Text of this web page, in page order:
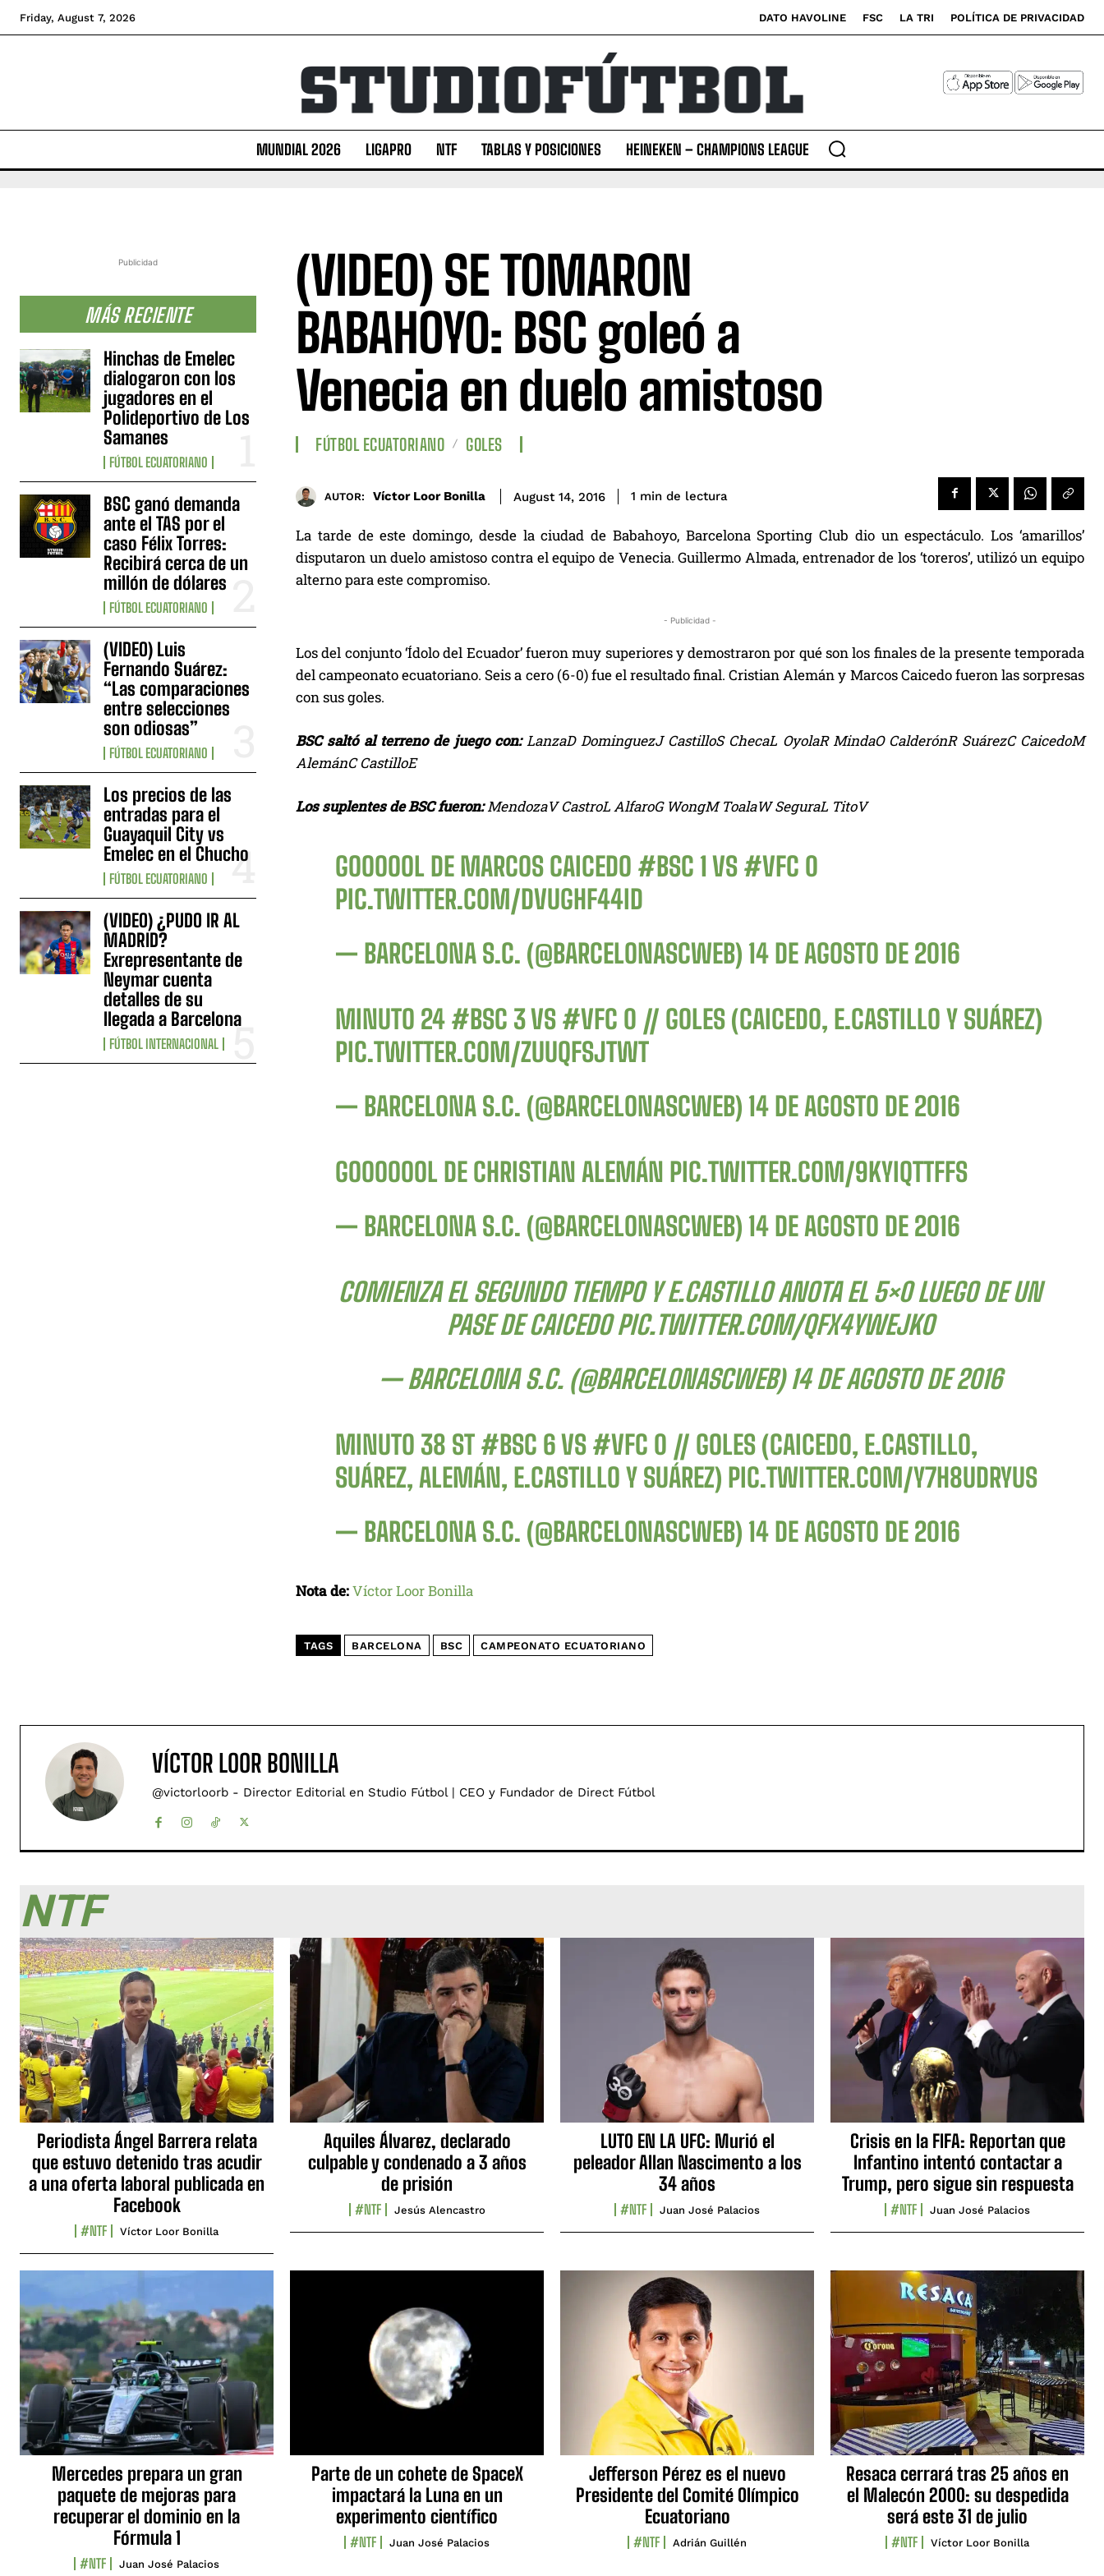
Friday, August 7, 2026 DATO HAVOLINE FSC LA TRI POLÍTICA DE PRIVACIDAD
MUNDIAL 2026 LIGAPRO NTF TABLAS Y POSICIONES HEINEKEN – CHAMPIONS LEAGUE
Publicidad
MÁS RECIENTE
Hinchas de Emelec
dialogaron con los
jugadores en el
Polideportivo de Los
Samanes
FÚTBOL ECUATORIANO
BSC ganó demanda
ante el TAS por el
caso Félix Torres:
Recibirá cerca de un
millón de dólares
FÚTBOL ECUATORIANO
(VIDEO) Luis
Fernando Suárez:
“Las comparaciones
entre selecciones
son odiosas”
FÚTBOL ECUATORIANO
Los precios de las
entradas para el
Guayaquil City vs
Emelec en el Chucho
FÚTBOL ECUATORIANO
(VIDEO) ¿PUDO IR AL
MADRID?
Exrepresentante de
Neymar cuenta
detalles de su
llegada a Barcelona
FÚTBOL INTERNACIONAL
(VIDEO) SE TOMARON
BABAHOYO: BSC goleó a
Venecia en duelo amistoso
FÚTBOL ECUATORIANO GOLES
AUTOR: Víctor Loor Bonilla August 14, 2016 1 min de lectura
La tarde de este domingo, desde la ciudad de Babahoyo, Barcelona Sporting Club dio un espectáculo. Los ‘amarillos’
disputaron un duelo amistoso contra el equipo de Venecia. Guillermo Almada, entrenador de los ‘toreros’, utilizó un equipo
alterno para este compromiso.
- Publicidad -
Los del conjunto ‘Ídolo del Ecuador’ fueron muy superiores y demostraron por qué son los finales de la presente temporada
del campeonato ecuatoriano. Seis a cero (6-0) fue el resultado final. Cristian Alemán y Marcos Caicedo fueron las sorpresas
con sus goles.
BSC saltó al terreno de juego con:LanzaD DominguezJ CastilloS ChecaL OyolaR MindaO CalderónR SuárezC CaicedoM
AlemánC CastilloE
Los suplentes de BSC fueron:MendozaV CastroL AlfaroG WongM ToalaW SeguraL TitoV
GOOOOOL DE MARCOS CAICEDO #BSC 1 VS #VFC 0
PIC.TWITTER.COM/DVUGHF44ID
— BARCELONA S.C. (@BARCELONASCWEB) 14 DE AGOSTO DE 2016
MINUTO 24 #BSC 3 VS #VFC 0 // GOLES (CAICEDO, E.CASTILLO Y SUÁREZ)
PIC.TWITTER.COM/ZUUQFSJTWT
— BARCELONA S.C. (@BARCELONASCWEB) 14 DE AGOSTO DE 2016
GOOOOOOL DE CHRISTIAN ALEMÁN PIC.TWITTER.COM/9KYIQTTFFS
— BARCELONA S.C. (@BARCELONASCWEB) 14 DE AGOSTO DE 2016
COMIENZA EL SEGUNDO TIEMPO Y E.CASTILLO ANOTA EL 5×0 LUEGO DE UN
PASE DE CAICEDOPIC.TWITTER.COM/QFX4YWEJKO
— BARCELONA S.C. (@BARCELONASCWEB)14 DE AGOSTO DE 2016
MINUTO 38 ST #BSC 6 VS #VFC 0 // GOLES (CAICEDO, E.CASTILLO,
SUÁREZ, ALEMÁN, E.CASTILLO Y SUÁREZ) PIC.TWITTER.COM/Y7H8UDRYUS
— BARCELONA S.C. (@BARCELONASCWEB) 14 DE AGOSTO DE 2016
Nota de:Víctor Loor Bonilla
TAGS BARCELONA BSC CAMPEONATO ECUATORIANO
VÍCTOR LOOR BONILLA
@victorloorb - Director Editorial en Studio Fútbol | CEO y Fundador de Direct Fútbol
NTF
Periodista Ángel Barrera relata
que estuvo detenido tras acudir
a una oferta laboral publicada en
Facebook
#NTF Víctor Loor Bonilla
Aquiles Álvarez, declarado
culpable y condenado a 3 años
de prisión
#NTF Jesús Alencastro
LUTO EN LA UFC: Murió el
peleador Allan Nascimento a los
34 años
#NTF Juan José Palacios
Crisis en la FIFA: Reportan que
Infantino intentó contactar a
Trump, pero sigue sin respuesta
#NTF Juan José Palacios
Mercedes prepara un gran
paquete de mejoras para
recuperar el dominio en la
Fórmula 1
#NTF Juan José Palacios
Parte de un cohete de SpaceX
impactará la Luna en un
experimento científico
#NTF Juan José Palacios
Jefferson Pérez es el nuevo
Presidente del Comité Olímpico
Ecuatoriano
#NTF Adrián Guillén
Resaca cerrará tras 25 años en
el Malecón 2000: su despedida
será este 31 de julio
#NTF Víctor Loor Bonilla